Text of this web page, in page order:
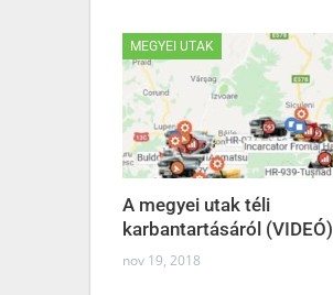
MEGYEI UTAK
A megyei utak téli
karbantartásáról (VIDEÓ)
nov 19, 2018